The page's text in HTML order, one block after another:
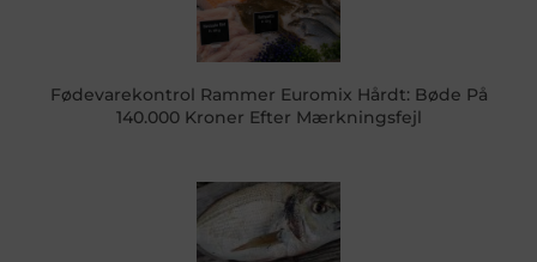
Fødevarekontrol Rammer Euromix Hårdt: Bøde På
140.000 Kroner Efter Mærkningsfejl